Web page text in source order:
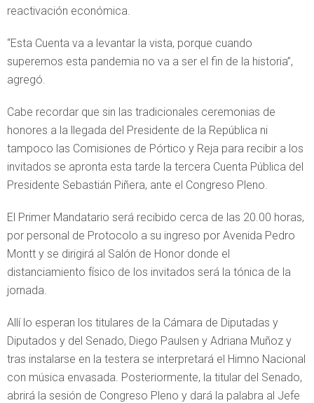
reactivación económica.
“Esta Cuenta va a levantar la vista, porque cuando
superemos esta pandemia no va a ser el fin de la historia”,
agregó.
Cabe recordar que sin las tradicionales ceremonias de
honores a la llegada del Presidente de la República ni
tampoco las Comisiones de Pórtico y Reja para recibir a los
invitados se apronta esta tarde la tercera Cuenta Pública del
Presidente Sebastián Piñera, ante el Congreso Pleno.
El Primer Mandatario será recibido cerca de las 20.00 horas,
por personal de Protocolo a su ingreso por Avenida Pedro
Montt y se dirigirá al Salón de Honor donde el
distanciamiento físico de los invitados será la tónica de la
jornada.
Allí lo esperan los titulares de la Cámara de Diputadas y
Diputados y del Senado, Diego Paulsen y Adriana Muñoz y
tras instalarse en la testera se interpretará el Himno Nacional
con música envasada. Posteriormente, la titular del Senado,
abrirá la sesión de Congreso Pleno y dará la palabra al Jefe